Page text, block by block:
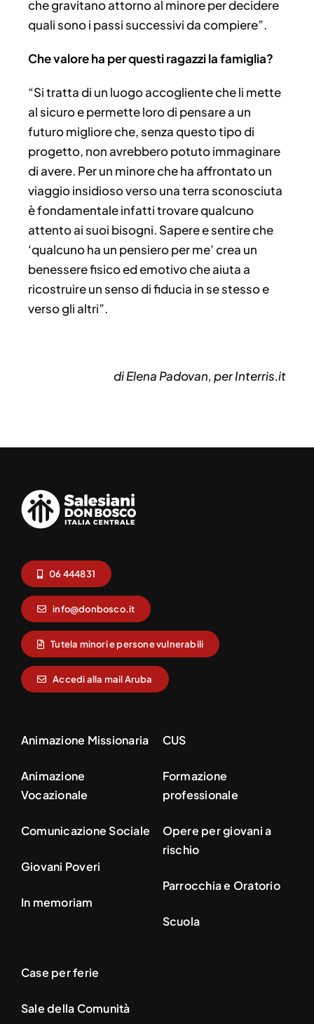
che gravitano attorno al minore per decidere
quali sono i passi successivi da compiere”.
Che valore ha per questi ragazzi la famiglia?
“Si tratta di un luogo accogliente che li mette
al sicuro e permette loro di pensare a un
futuro migliore che, senza questo tipo di
progetto, non avrebbero potuto immaginare
di avere. Per un minore che ha affrontato un
viaggio insidioso verso una terra sconosciuta
è fondamentale infatti trovare qualcuno
attento ai suoi bisogni. Sapere e sentire che
‘qualcuno ha un pensiero per me’ crea un
benessere fisico ed emotivo che aiuta a
ricostruire un senso di fiducia in se stesso e
verso gli altri”.
di Elena Padovan, per Interris.it
06 444831
info@donbosco.it
Tutela minori e persone vulnerabili
Accedi alla mail Aruba
Animazione Missionaria
Animazione
Vocazionale
Comunicazione Sociale
Giovani Poveri
In memoriam
CUS
Formazione
professionale
Opere per giovani a
rischio
Parrocchia e Oratorio
Scuola
Case per ferie
Sale della Comunità